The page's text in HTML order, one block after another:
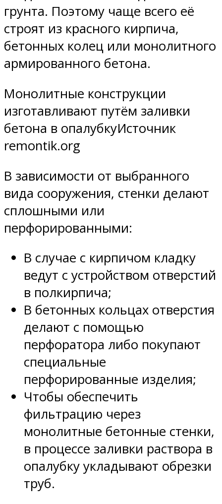
грунта. Поэтому чаще всего её
строят из красного кирпича,
бетонных колец или монолитного
армированного бетона.
Монолитные конструкции
изготавливают путём заливки
бетона в опалубкуИсточник
remontik.org
В зависимости от выбранного
вида сооружения, стенки делают
сплошными или
перфорированными:
В случае с кирпичом кладку
ведут с устройством отверстий
в полкирпича;
В бетонных кольцах отверстия
делают с помощью
перфоратора либо покупают
специальные
перфорированные изделия;
Чтобы обеспечить
фильтрацию через
монолитные бетонные стенки,
в процессе заливки раствора в
опалубку укладывают обрезки
труб.